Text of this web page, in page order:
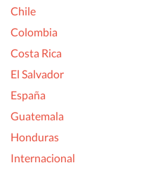
Chile
Colombia
Costa Rica
El Salvador
España
Guatemala
Honduras
Internacional